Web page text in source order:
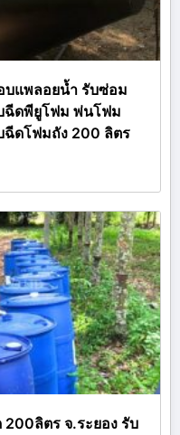
แพลอยน้ำ รับซ่อม
ฉีดพียูโฟม พ่นโฟม
ฉีดโฟมถัง 200 ลิตร
ลิตร จ.ระยอง รับ